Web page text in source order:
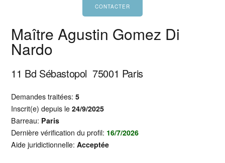
Maître Agustin Gomez Di
Nardo
11 Bd Sébastopol 75001 Paris
Demandes traitées:5
Inscrit(e) depuis le24/9/2025
Barreau: Paris
Dernière vérification du profil: 16/7/2026
Aide juridictionnelle:Acceptée